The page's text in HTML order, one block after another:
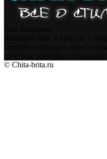
© Chita-brita.ru